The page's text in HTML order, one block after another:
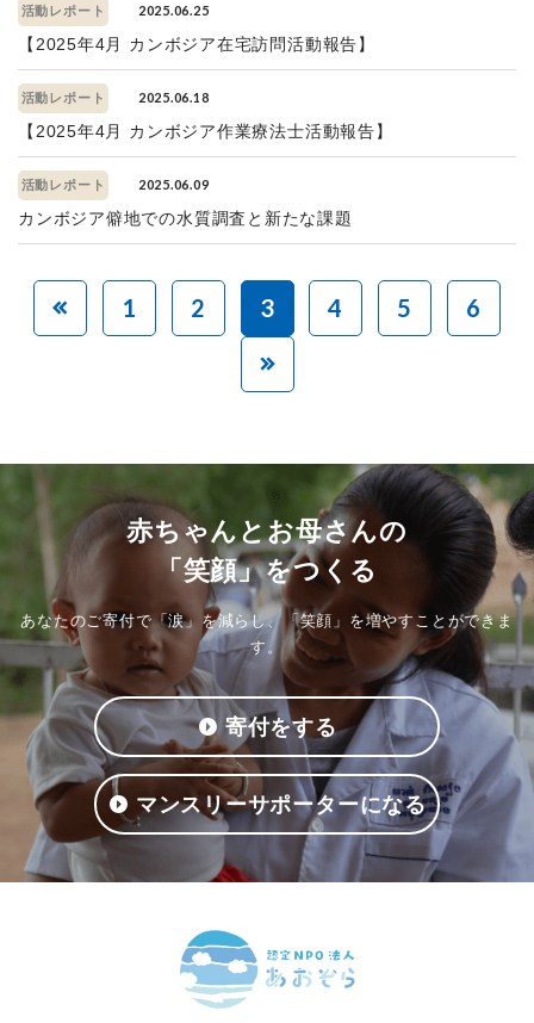
活動レポート 2025.06.25
【2025年4月 カンボジア在宅訪問活動報告】
活動レポート 2025.06.18
【2025年4月 カンボジア作業療法士活動報告】
活動レポート 2025.06.09
カンボジア僻地での水質調査と新たな課題
1 2 3 4 5 6
赤ちゃんとお母さんの
「笑顔」をつくる
あなたのご寄付で「涙」を減らし、「笑顔」を増やすことができま
す。
寄付をする
マンスリーサポーターになる